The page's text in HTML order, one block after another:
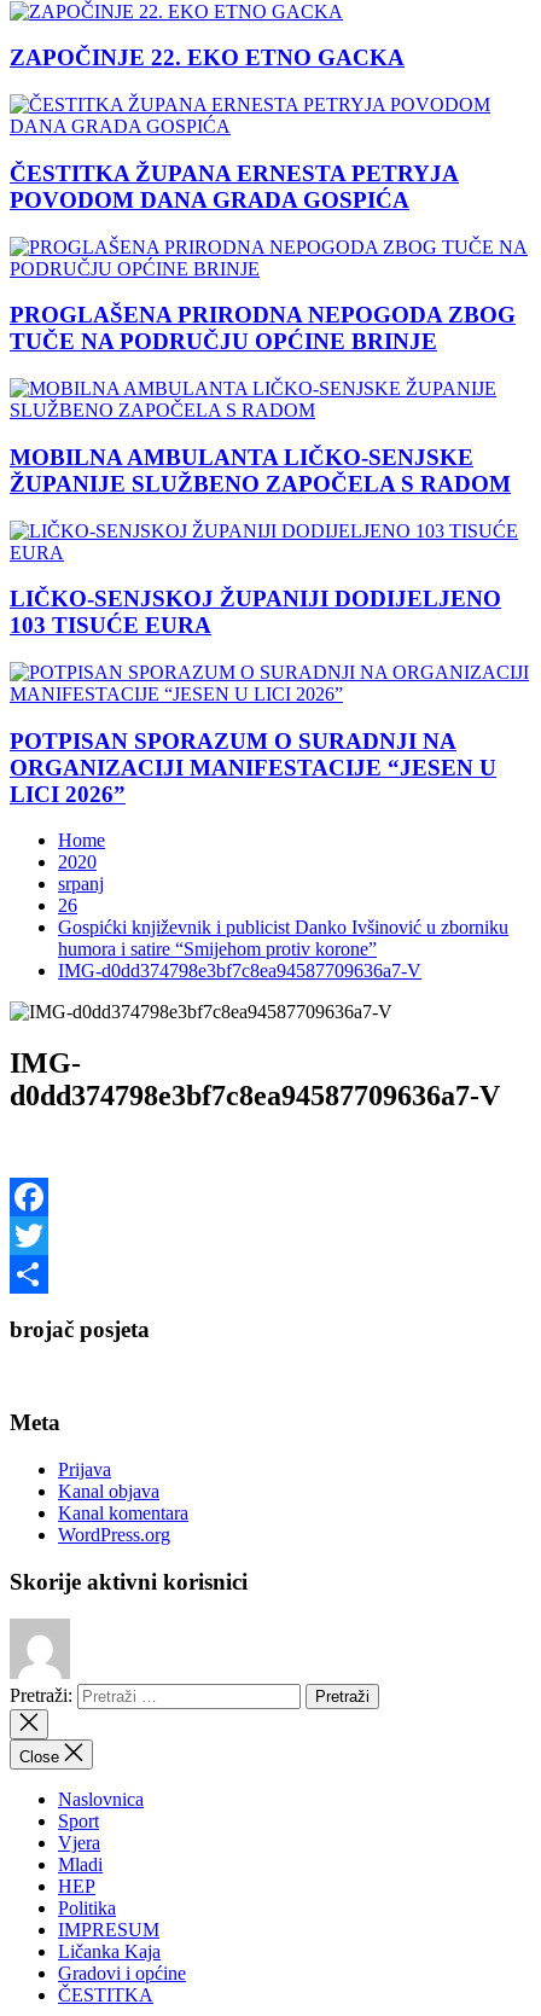
ZAPOČINJE 22. EKO ETNO GACKA
ČESTITKA ŽUPANA ERNESTA PETRYJA
POVODOM DANA GRADA GOSPIĆA
PROGLAŠENA PRIRODNA NEPOGODA ZBOG
TUČE NA PODRUČJU OPĆINE BRINJE
MOBILNA AMBULANTA LIČKO-SENJSKE
ŽUPANIJE SLUŽBENO ZAPOČELA S RADOM
LIČKO-SENJSKOJ ŽUPANIJI DODIJELJENO
103 TISUĆE EURA
POTPISAN SPORAZUM O SURADNJI NA
ORGANIZACIJI MANIFESTACIJE “JESEN U
LICI 2026”
Home
2020
srpanj
26
Gospićki književnik i publicist Danko Ivšinović u zborniku
humora i satire “Smijehom protiv korone”
IMG-d0dd374798e3bf7c8ea94587709636a7-V
IMG-
d0dd374798e3bf7c8ea94587709636a7-V
Facebook
Twitter
brojač posjeta
Meta
Prijava
Kanal objava
Kanal komentara
WordPress.org
Skorije aktivni korisnici
Pretraži:
Close
Naslovnica
Sport
Vjera
Mladi
HEP
Politika
IMPRESUM
Ličanka Kaja
Gradovi i općine
ČESTITKA